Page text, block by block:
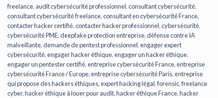
freelance, audit cybersécurité professionnel,consultant cybersécurité,
consultant cybersécurité freelance,consultant en cybersécurité France,
contacter hacker certifié,contacter hacker professionnel,cybersécurité,
cybersécurité PME,deepfake protection entreprise,défense contre IA
malveillante,demande de pentest professionnel,engager expert
cybersécurité,engager hacker éthique,engager un hacker éthique,
engager un pentester certifié,entreprise cybersécurité France,entreprise
cybersécurité France / Europe,entreprise cybersécurité Paris,entreprise
qui propose des hackers éthiques,expert hacking légal,forensic,freelance
cyber,hacker éthique à louer pour audit,hacker éthique France,hacker